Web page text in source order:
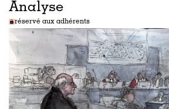
Analyse
réservé aux adhérents